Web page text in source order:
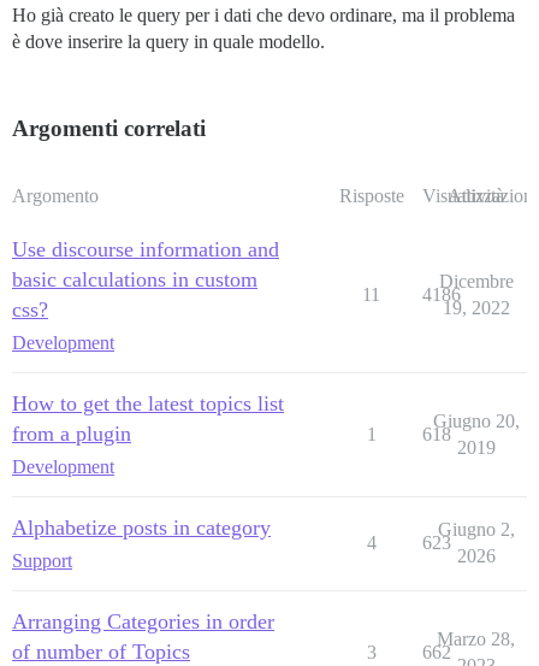
Ho già creato le query per i dati che devo ordinare, ma il problema
è dove inserire la query in quale modello.
Argomenti correlati
Argomento Risposte Visualizzazioni
Attività
Use discourse information and
basic calculations in custom
css?
Development
11 4186
Dicembre
19, 2022
How to get the latest topics list
from a plugin
Development
1 618
Giugno 20,
2019
Alphabetize posts in category
Support
4 623
Giugno 2,
2026
Arranging Categories in order
of number of Topics
3 662
Marzo 28,